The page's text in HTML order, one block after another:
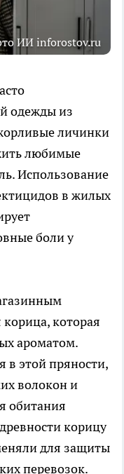
ИИ inforostov.ru
одежды из
личинки
любимые
Использование
в жилых
боли у
которая
ароматом.
в этой пряности,
волокон и
обитания
корицу
для защиты
перевозок.